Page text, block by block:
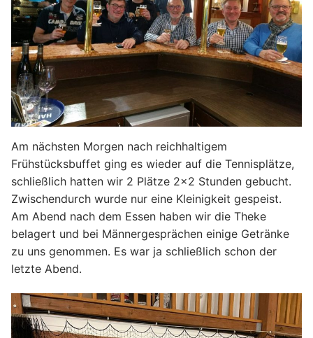
Am nächsten Morgen nach reichhaltigem
Frühstücksbuffet ging es wieder auf die Tennisplätze,
schließlich hatten wir 2 Plätze 2×2 Stunden gebucht.
Zwischendurch wurde nur eine Kleinigkeit gespeist.
Am Abend nach dem Essen haben wir die Theke
belagert und bei Männergesprächen einige Getränke
zu uns genommen. Es war ja schließlich schon der
letzte Abend.